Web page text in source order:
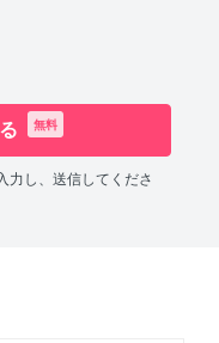
無料
力し、送信してくださ